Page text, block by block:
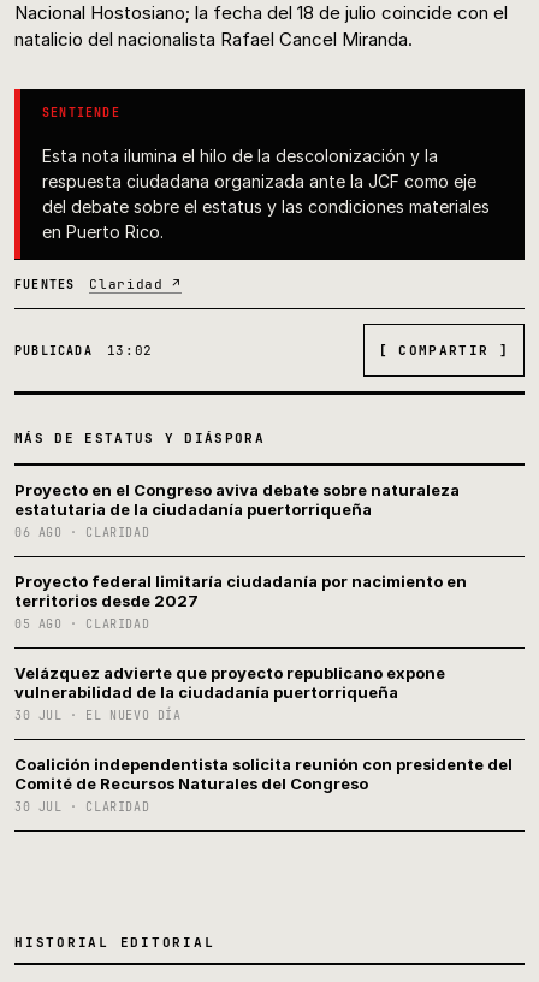
Nacional Hostosiano; la fecha del 18 de julio coincide con el
natalicio del nacionalista Rafael Cancel Miranda.
SENTIENDE
Esta nota ilumina el hilo de la descolonización y la
respuesta ciudadana organizada ante la JCF como eje
del debate sobre el estatus y las condiciones materiales
en Puerto Rico.
FUENTES Claridad ↗
PUBLICADA 13:02 [ COMPARTIR ]
MÁS DE ESTATUS Y DIÁSPORA
Proyecto en el Congreso aviva debate sobre naturaleza
estatutaria de la ciudadanía puertorriqueña
06 AGO · CLARIDAD
Proyecto federal limitaría ciudadanía por nacimiento en
territorios desde 2027
05 AGO · CLARIDAD
Velázquez advierte que proyecto republicano expone
vulnerabilidad de la ciudadanía puertorriqueña
30 JUL · EL NUEVO DÍA
Coalición independentista solicita reunión con presidente del
Comité de Recursos Naturales del Congreso
30 JUL · CLARIDAD
HISTORIAL EDITORIAL